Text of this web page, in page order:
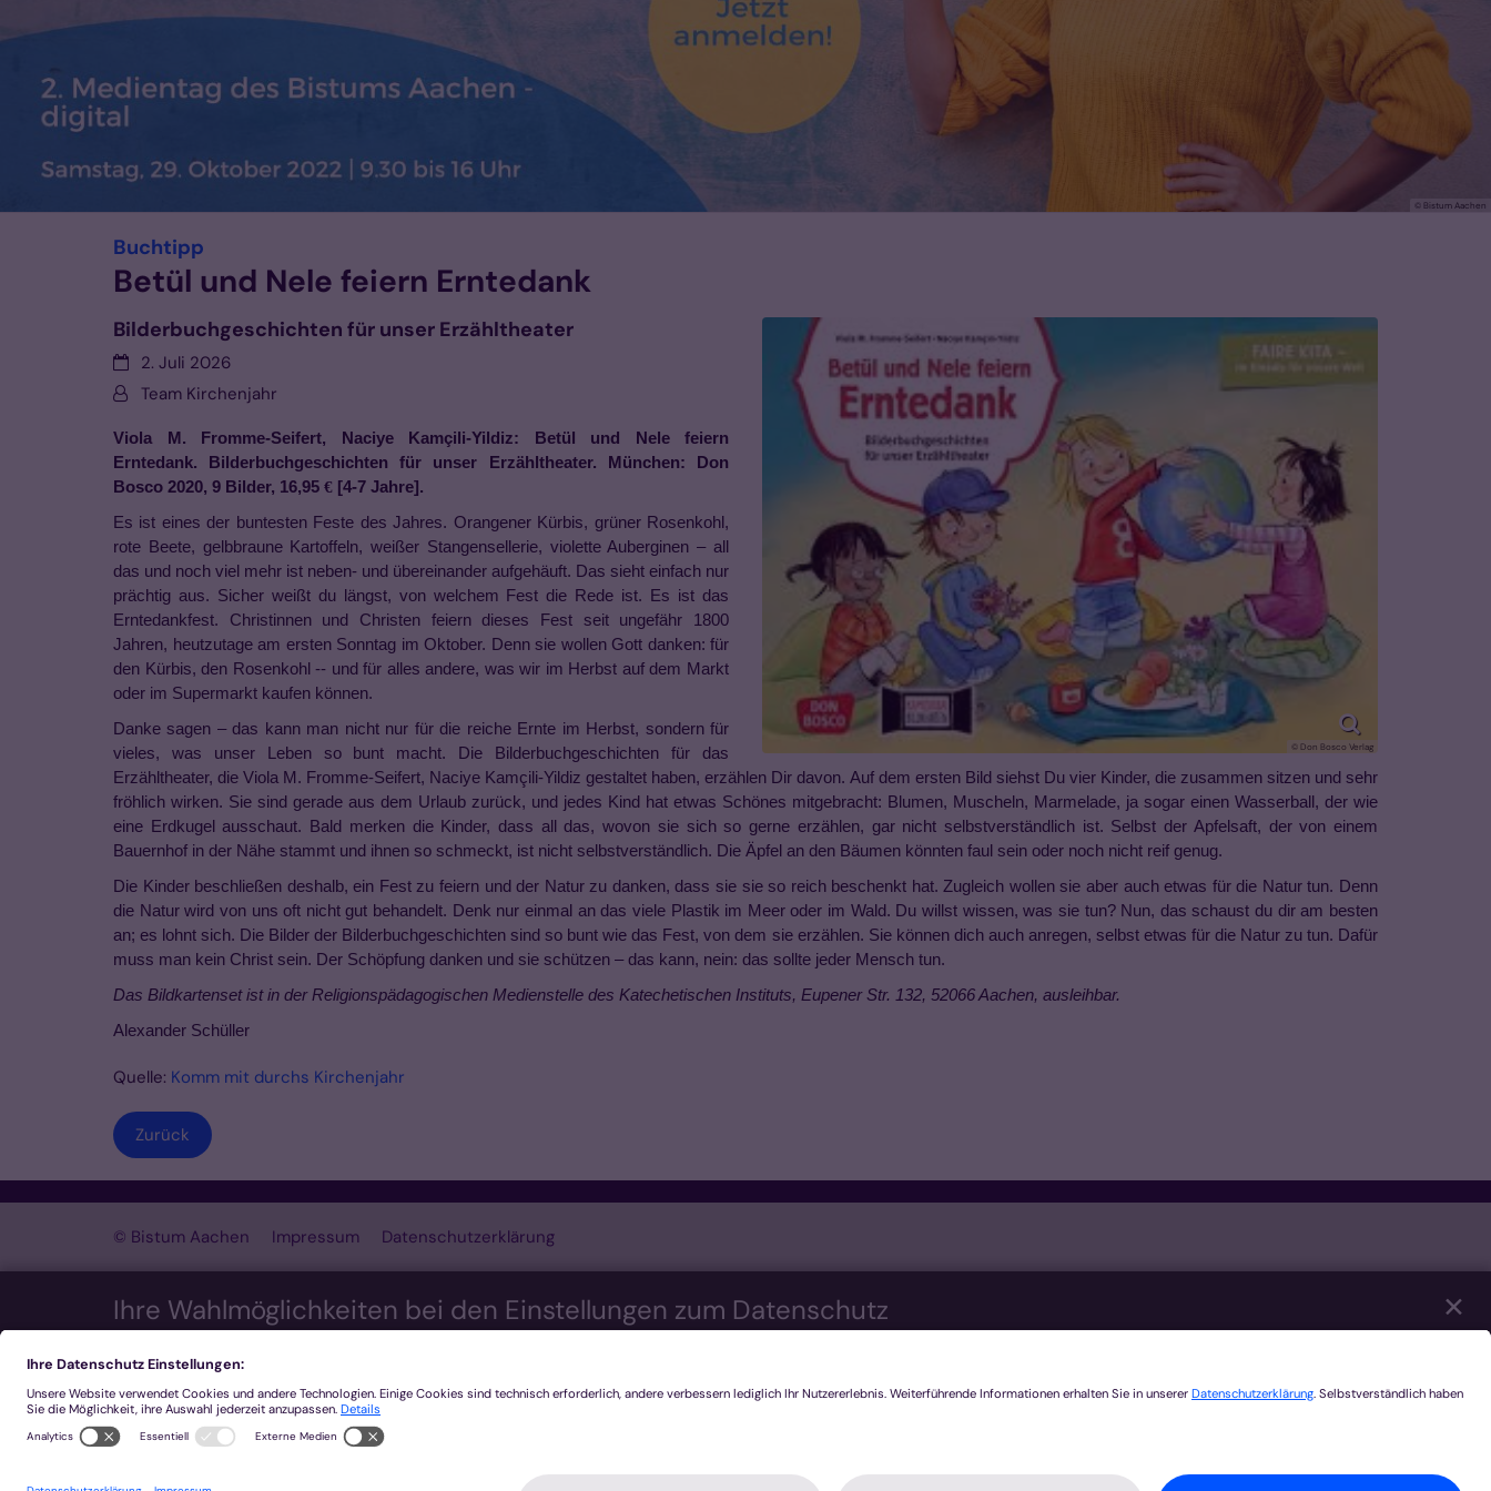
Ihre Wahlmöglichkeiten bei den Einstellungen zum Datenschutz
Zustimmung verwenden wir auch Cookies und andere Technologien, die zur Anzeige externer Inhalte (Videos über Youtube, Audios über Soundcloud, Karten
über MapTiler ...) oder zu anonymen Statistikzwecken genutzt werden. Sie können selbst entscheiden, welche Kategorien Sie zulassen möchten. Bitte beachten
Sie, dass auf Basis Ihrer Einstellungen womöglich nicht mehr alle Funktionalitäten der Seite zur Verfügung stehen. Weitere Informationen und die Möglichkeit zum
Widerruf Ihrer Einwillung finden Sie in unserer
✕
© Bistum Aachen
Buchtipp
Betül und Nele feiern Erntedank
© Don Bosco Verlag
Bilderbuchgeschichten für unser Erzähltheater
Datum:2. Juli 2026
Von:Team Kirchenjahr
Viola M. Fromme-Seifert, Naciye Kamçili-Yildiz: Betül und Nele feiern
Erntedank. Bilderbuchgeschichten für unser Erzähltheater. München: Don
Bosco 2020, 9 Bilder, 16,95 € [4-7 Jahre].
Es ist eines der buntesten Feste des Jahres. Orangener Kürbis, grüner Rosenkohl,
rote Beete, gelbbraune Kartoffeln, weißer Stangensellerie, violette Auberginen – all
das und noch viel mehr ist neben- und übereinander aufgehäuft. Das sieht einfach nur
prächtig aus. Sicher weißt du längst, von welchem Fest die Rede ist. Es ist das
Erntedankfest. Christinnen und Christen feiern dieses Fest seit ungefähr 1800
Jahren, heutzutage am ersten Sonntag im Oktober. Denn sie wollen Gott danken: für
den Kürbis, den Rosenkohl -- und für alles andere, was wir im Herbst auf dem Markt
oder im Supermarkt kaufen können.
Danke sagen – das kann man nicht nur für die reiche Ernte im Herbst, sondern für
vieles, was unser Leben so bunt macht. Die Bilderbuchgeschichten für das
Erzähltheater, die Viola M. Fromme-Seifert, Naciye Kamçili-Yildiz gestaltet haben, erzählen Dir davon. Auf dem ersten Bild siehst Du vier Kinder, die zusammen sitzen und sehr
fröhlich wirken. Sie sind gerade aus dem Urlaub zurück, und jedes Kind hat etwas Schönes mitgebracht: Blumen, Muscheln, Marmelade, ja sogar einen Wasserball, der wie
eine Erdkugel ausschaut. Bald merken die Kinder, dass all das, wovon sie sich so gerne erzählen, gar nicht selbstverständlich ist. Selbst der Apfelsaft, der von einem
Bauernhof in der Nähe stammt und ihnen so schmeckt, ist nicht selbstverständlich. Die Äpfel an den Bäumen könnten faul sein oder noch nicht reif genug.
Die Kinder beschließen deshalb, ein Fest zu feiern und der Natur zu danken, dass sie sie so reich beschenkt hat. Zugleich wollen sie aber auch etwas für die Natur tun. Denn
die Natur wird von uns oft nicht gut behandelt. Denk nur einmal an das viele Plastik im Meer oder im Wald. Du willst wissen, was sie tun? Nun, das schaust du dir am besten
an; es lohnt sich. Die Bilder der Bilderbuchgeschichten sind so bunt wie das Fest, von dem sie erzählen. Sie können dich auch anregen, selbst etwas für die Natur zu tun. Dafür
muss man kein Christ sein. Der Schöpfung danken und sie schützen – das kann, nein: das sollte jeder Mensch tun.
Das Bildkartenset ist in der Religionspädagogischen Medienstelle des Katechetischen Instituts, Eupener Str. 132, 52066 Aachen, ausleihbar.
Alexander Schüller
Quelle: Komm mit durchs Kirchenjahr
Zurück
© Bistum Aachen Impressum Datenschutzerklärung